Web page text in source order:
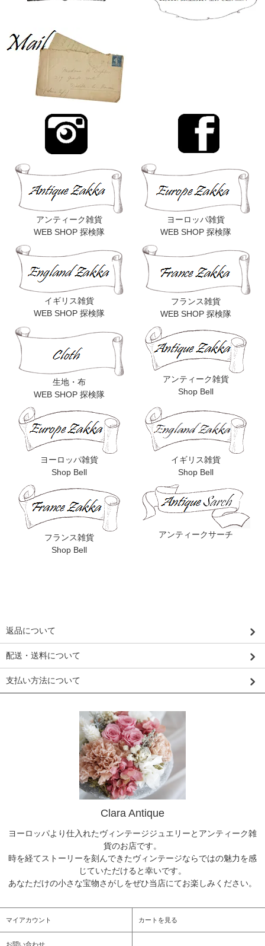
アンティーク雑貨
WEB SHOP 探検隊
ヨーロッパ雑貨
WEB SHOP 探検隊
イギリス雑貨
WEB SHOP 探検隊
フランス雑貨
WEB SHOP 探検隊
生地・布
WEB SHOP 探検隊
アンティーク雑貨
Shop Bell
ヨーロッパ雑貨
Shop Bell
イギリス雑貨
Shop Bell
フランス雑貨
Shop Bell
アンティークサーチ
返品について
配送・送料について
支払い方法について
Clara Antique
ヨーロッパより仕入れたヴィンテージジュエリーとアンティーク雑
貨のお店です。
時を経てストーリーを刻んできたヴィンテージならではの魅力を感
じていただけると幸いです。
あなただけの小さな宝物さがしをぜひ当店にてお楽しみください。
マイアカウント カートを見る
お問い合わせ